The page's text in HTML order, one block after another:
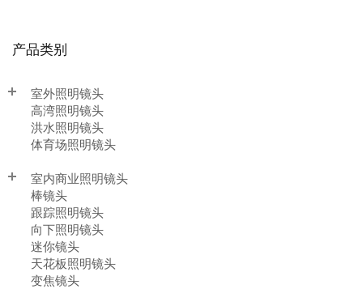
产品类别
室外照明镜头
高湾照明镜头
洪水照明镜头
体育场照明镜头
室内商业照明镜头
棒镜头
跟踪照明镜头
向下照明镜头
迷你镜头
天花板照明镜头
变焦镜头